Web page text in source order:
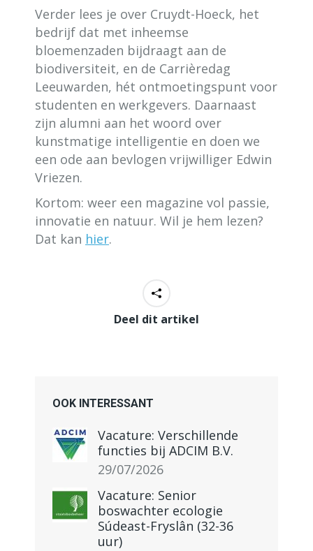
Verder lees je over Cruydt-Hoeck, het
bedrijf dat met inheemse
bloemenzaden bijdraagt aan de
biodiversiteit, en de Carrièredag
Leeuwarden, hét ontmoetingspunt voor
studenten en werkgevers. Daarnaast
zijn alumni aan het woord over
kunstmatige intelligentie en doen we
een ode aan bevlogen vrijwilliger Edwin
Vriezen.
Kortom: weer een magazine vol passie,
innovatie en natuur. Wil je hem lezen?
Dat kan hier.
Deel dit artikel
OOK INTERESSANT
Vacature: Verschillende
functies bij ADCIM B.V.
29/07/2026
Vacature: Senior
boswachter ecologie
Súdeast-Fryslân (32-36
uur)